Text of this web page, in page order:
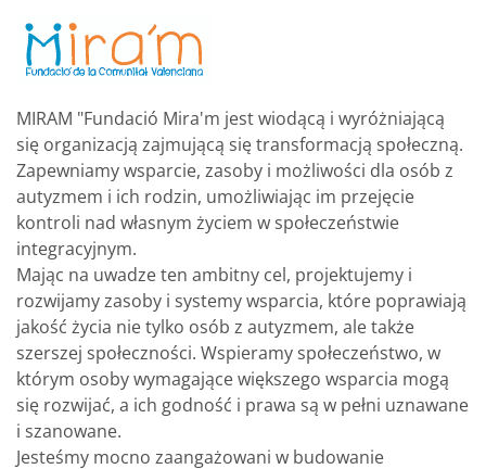
MIRAM "Fundació Mira'm jest wiodącą i wyróżniającą
się organizacją zajmującą się transformacją społeczną.
Zapewniamy wsparcie, zasoby i możliwości dla osób z
autyzmem i ich rodzin, umożliwiając im przejęcie
kontroli nad własnym życiem w społeczeństwie
integracyjnym.
Mając na uwadze ten ambitny cel, projektujemy i
rozwijamy zasoby i systemy wsparcia, które poprawiają
jakość życia nie tylko osób z autyzmem, ale także
szerszej społeczności. Wspieramy społeczeństwo, w
którym osoby wymagające większego wsparcia mogą
się rozwijać, a ich godność i prawa są w pełni uznawane
i szanowane.
Jesteśmy mocno zaangażowani w budowanie